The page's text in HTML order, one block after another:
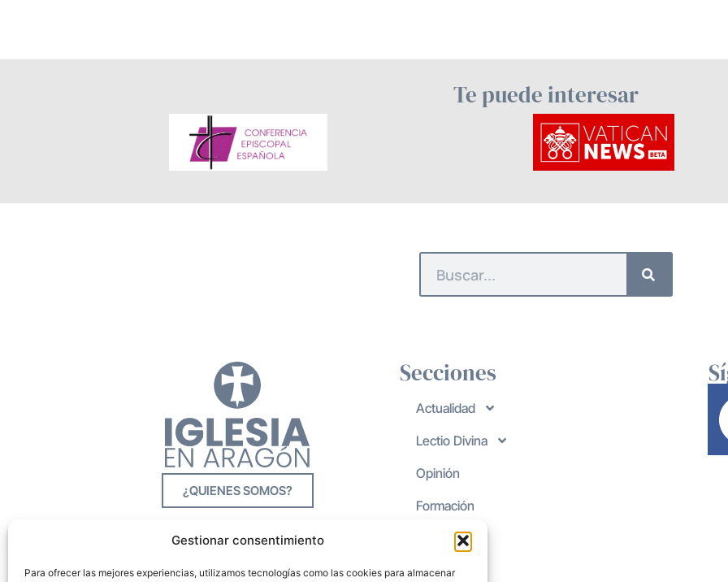
Gestionar consentimiento
Para ofrecer las mejores experiencias, utilizamos tecnologías como las cookies para almacenar
Te puede interesar
¿QUIENES SOMOS?
Secciones
Actualidad
Lectio Divina
Opinión
Formación